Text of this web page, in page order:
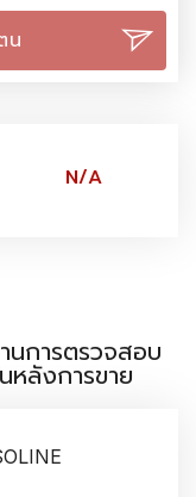
น
N/A
การตรวจสอบ
หลังการขาย